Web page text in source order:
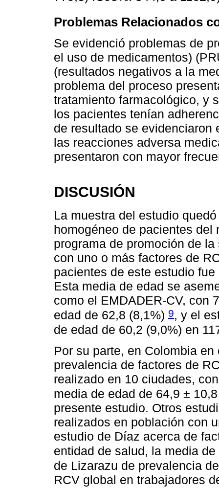
Problemas Relacionados
Se evidenció problemas de
el uso de medicamentos)
(resultados negativos a la
problema del proceso
tratamiento farmacológico, y
los pacientes tenían
de resultado se evidenciaron
las reacciones adversa
presentaron con mayor
DISCUSIÓN
La muestra del estudio
homogéneo de pacientes
programa de promoción de
con uno o más factores de
pacientes de este estudio
Esta media de edad se
como el EMDADER-CV, con
edad de 62,8 (8,1%) 9, y el
de edad de 60,2 (9,0%) en
Por su parte, en Colombia
prevalencia de factores de
realizado en 10 ciudades,
media de edad de 64,9 ±
presente estudio. Otros
realizados en población con
estudio de Díaz acerca de
entidad de salud, la media
de Lizarazu de prevalencia
RCV global en trabajadores